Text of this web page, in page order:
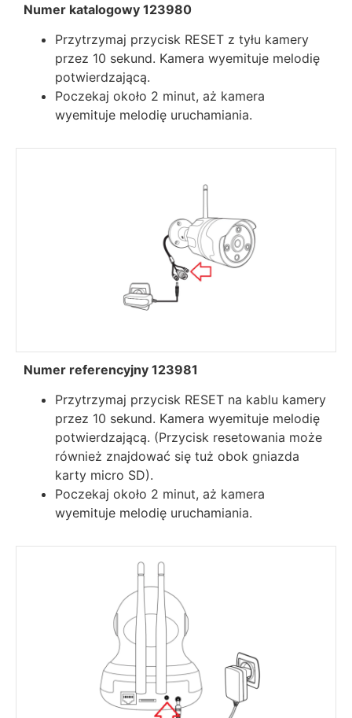
Numer katalogowy 123980
Przytrzymaj przycisk RESET z tyłu kamery
przez 10 sekund. Kamera wyemituje melodię
potwierdzającą.
Poczekaj około 2 minut, aż kamera
wyemituje melodię uruchamiania.
Numer referencyjny 123981
Przytrzymaj przycisk RESET na kablu kamery
przez 10 sekund. Kamera wyemituje melodię
potwierdzającą. (Przycisk resetowania może
również znajdować się tuż obok gniazda
karty micro SD).
Poczekaj około 2 minut, aż kamera
wyemituje melodię uruchamiania.